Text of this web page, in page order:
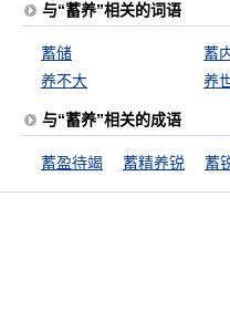
与“蓄养”相关的词语
蓄储 蓄
养不大
养
与“蓄养”相关的成语
蓄盈待竭 蓄精养锐 蓄